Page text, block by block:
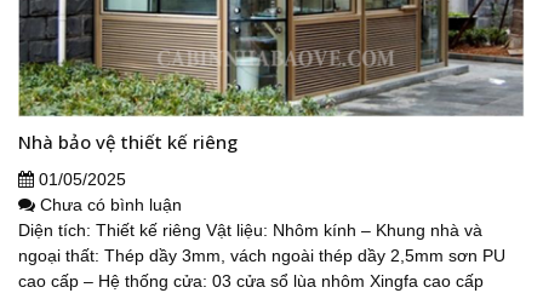
Nhà bảo vệ thiết kế riêng
01/05/2025
Chưa có bình luận
Diện tích: Thiết kế riêng Vật liệu: Nhôm kính – Khung nhà và
ngoại thất: Thép dầy 3mm, vách ngoài thép dầy 2,5mm sơn PU
cao cấp – Hệ thống cửa: 03 cửa sổ lùa nhôm Xingfa cao cấp